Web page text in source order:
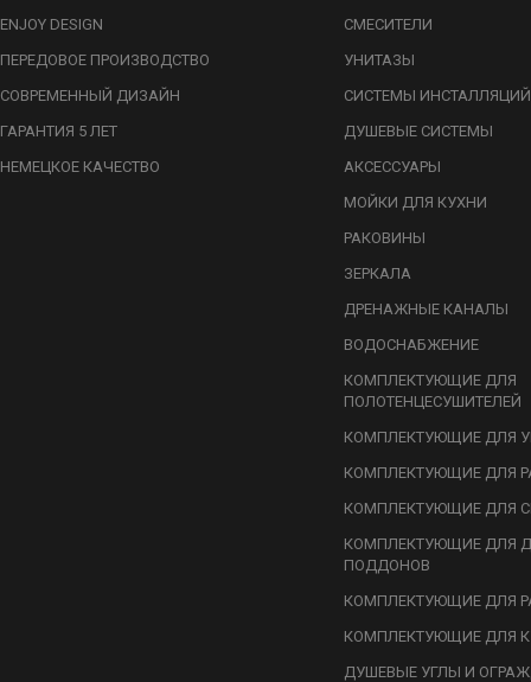
ENJOY DESIGN
ПЕРЕДОВОЕ ПРОИЗВОДСТВО
СОВРЕМЕННЫЙ ДИЗАЙН
ГАРАНТИЯ 5 ЛЕТ
НЕМЕЦКОЕ КАЧЕСТВО
СМЕСИТЕЛИ
УНИТАЗЫ
СИСТЕМЫ ИНСТАЛЛЯЦИЙ
ДУШЕВЫЕ СИСТЕМЫ
АКСЕССУАРЫ
МОЙКИ ДЛЯ КУХНИ
РАКОВИНЫ
ЗЕРКАЛА
ДРЕНАЖНЫЕ КАНАЛЫ
ВОДОСНАБЖЕНИЕ
КОМПЛЕКТУЮЩИЕ ДЛЯ
ПОЛОТЕНЦЕСУШИТЕЛЕЙ
КОМПЛЕКТУЮЩИЕ ДЛЯ
КОМПЛЕКТУЮЩИЕ ДЛЯ
КОМПЛЕКТУЮЩИЕ ДЛЯ
КОМПЛЕКТУЮЩИЕ ДЛЯ
ПОДДОНОВ
КОМПЛЕКТУЮЩИЕ ДЛЯ
КОМПЛЕКТУЮЩИЕ ДЛЯ
ДУШЕВЫЕ УГЛЫ И